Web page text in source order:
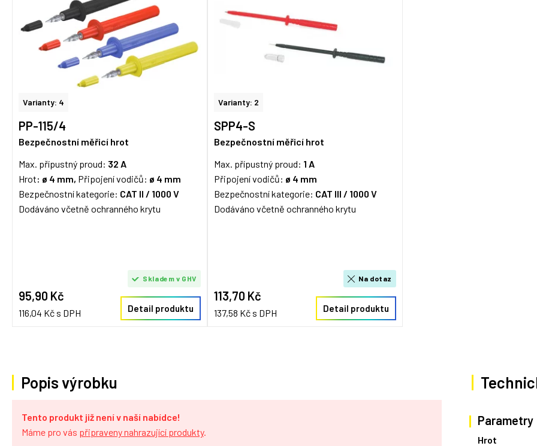
Varianty: 4
PP-115/4
Bezpečnostní měřicí hrot
Max. přípustný proud: 32 A
Hrot: ø 4 mm, Připojení vodičů: ø 4 mm
Bezpečnostní kategorie: CAT II / 1000 V
Dodáváno včetně ochranného krytu
95,90 Kč
116,04 Kč s DPH
Skladem v GHV
Detail produktu
Varianty: 2
SPP4-S
Bezpečnostní měřicí hrot
Max. přípustný proud: 1 A
Připojení vodičů: ø 4 mm
Bezpečnostní kategorie: CAT III / 1000 V
Dodáváno včetně ochranného krytu
113,70 Kč
137,58 Kč s DPH
Na dotaz
Detail produktu
Popis výrobku
Tento produkt již není v naší nabídce!
Máme pro vás připraveny nahrazující produkty.
Parametry
Hrot